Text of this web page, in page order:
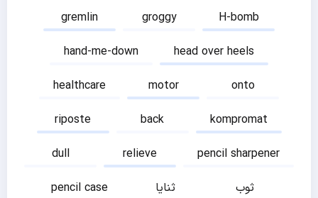
gremlin groggy
H-bomb
hand-me-down
head over heels
healthcare
motor
onto
riposte
back
kompromat
dull
relieve
pencil sharpener
pencil case
ثنایا
ثوب